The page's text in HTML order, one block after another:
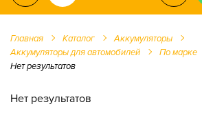
Главная Каталог
Аккумуляторы
Аккумуляторы для автомобилей
По марке
Нет результатов
Нет результатов